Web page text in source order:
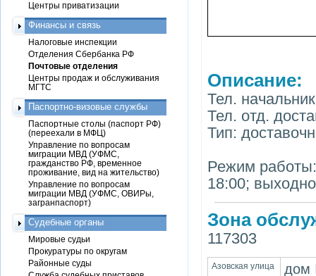
Описание:
Тел.
Тел. отд.
Тип:
Режим работы:
18:00;
Зона
117303
Азовская улица
дом
Центры приватизации
Финансы и связь
Налоговые инспекции
Отделения Сбербанка РФ
Почтовые отделения
Центры продаж и обслуживания
МГТС
Паспортно-визовые службы
Паспортные столы (паспорт РФ)
(переехали в МФЦ)
Управление по вопросам
миграции МВД (УФМС,
гражданство РФ, временное
проживание, вид на жительство)
Управление по вопросам
миграции МВД (УФМС, ОВИРы,
загранпаспорт)
Судебные органы
Мировые судьи
Прокуратуры по округам
Районные суды